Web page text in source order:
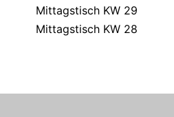
Mittagstisch KW 29
Mittagstisch KW 28